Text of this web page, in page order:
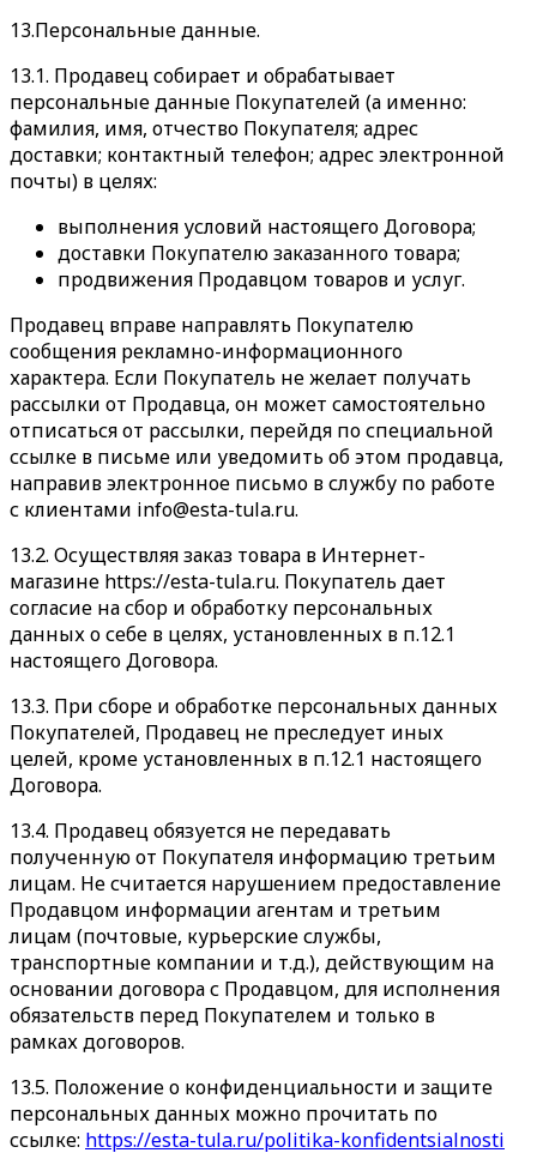
13.Персональные данные.
13.1. Продавец собирает и обрабатывает
персональные данные Покупателей (а именно:
фамилия, имя, отчество Покупателя; адрес
доставки; контактный телефон; адрес электронной
почты) в целях:
выполнения условий настоящего Договора;
доставки Покупателю заказанного товара;
продвижения Продавцом товаров и услуг.
Продавец вправе направлять Покупателю
сообщения рекламно-информационного
характера. Если Покупатель не желает получать
рассылки от Продавца, он может самостоятельно
отписаться от рассылки, перейдя по специальной
ссылке в письме или уведомить об этом продавца,
направив электронное письмо в службу по работе
с клиентами info@esta-tula.ru.
13.2. Осуществляя заказ товара в Интернет-
магазине https://esta-tula.ru. Покупатель дает
согласие на сбор и обработку персональных
данных о себе в целях, установленных в п.12.1
настоящего Договора.
13.3. При сборе и обработке персональных данных
Покупателей, Продавец не преследует иных
целей, кроме установленных в п.12.1 настоящего
Договора.
13.4. Продавец обязуется не передавать
полученную от Покупателя информацию третьим
лицам. Не считается нарушением предоставление
Продавцом информации агентам и третьим
лицам (почтовые, курьерские службы,
транспортные компании и т.д.), действующим на
основании договора с Продавцом, для исполнения
обязательств перед Покупателем и только в
рамках договоров.
13.5. Положение о конфиденциальности и защите
персональных данных можно прочитать по
ссылке: https://esta-tula.ru/politika-konfidentsialnosti